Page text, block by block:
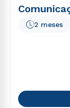
2 meses